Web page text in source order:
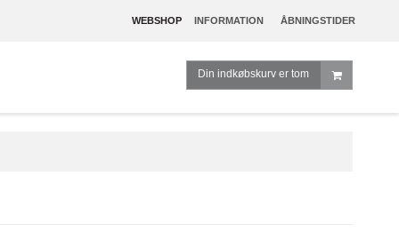
WEBSHOP INFORMATION ÅBNINGSTIDER
Din indkøbskurv er tom